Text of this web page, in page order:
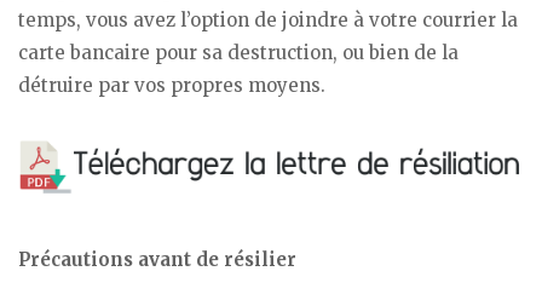
temps, vous avez l’option de joindre à votre courrier la
carte bancaire pour sa destruction, ou bien de la
détruire par vos propres moyens.
Précautions avant de résilier